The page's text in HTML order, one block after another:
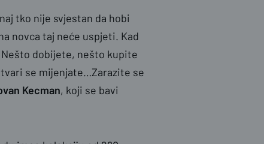
tko nije svjestan da hobi
novca taj neće uspjeti. Kad
dobijete, nešto kupite
se mijenjate…Zarazite se
Kecman, koji se bavi